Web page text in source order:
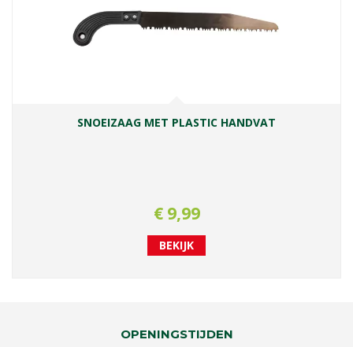
SNOEIZAAG MET PLASTIC HANDVAT
€ 9,99
BEKIJK
OPENINGSTIJDEN